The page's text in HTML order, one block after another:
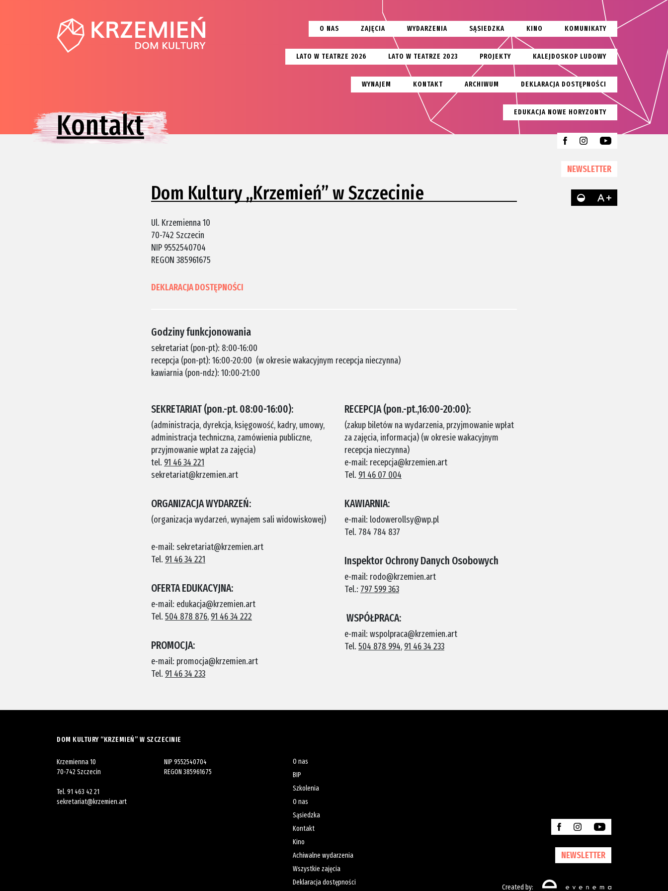
O NAS ZAJĘCIA WYDARZENIA SĄSIEDZKA KINO KOMUNIKATY
LATO W TEATRZE 2026 LATO W TEATRZE 2023 PROJEKTY KALEJDOSKOP LUDOWY
WYNAJEM KONTAKT ARCHIWUM DEKLARACJA DOSTĘPNOŚCI
EDUKACJA NOWE HORYZONTY
NEWSLETTER
Kontakt
Dom Kultury „Krzemień” w Szczecinie
Ul. Krzemienna 10
70-742 Szczecin
NIP 9552540704
REGON 385961675
DEKLARACJA DOSTĘPNOŚCI
Godziny funkcjonowania
sekretariat (pon-pt): 8:00-16:00
recepcja (pon-pt): 16:00-20:00 (w okresie wakacyjnym recepcja nieczynna)
kawiarnia (pon-ndz): 10:00-21:00
SEKRETARIAT (pon.-pt. 08:00-16:00):
(administracja, dyrekcja, księgowość, kadry, umowy,
administracja techniczna, zamówienia publiczne,
przyjmowanie wpłat za zajęcia)
tel. 91 46 34 221
sekretariat@krzemien.art
ORGANIZACJA WYDARZEŃ:
(organizacja wydarzeń, wynajem sali widowiskowej)
e-mail: sekretariat@krzemien.art
Tel. 91 46 34 221
OFERTA EDUKACYJNA:
e-mail: edukacja@krzemien.art
Tel. 504 878 876, 91 46 34 222
PROMOCJA:
e-mail: promocja@krzemien.art
Tel. 91 46 34 233
RECEPCJA (pon.-pt.,16:00-20:00):
(zakup biletów na wydarzenia, przyjmowanie wpłat
za zajęcia, informacja) (w okresie wakacyjnym
recepcja nieczynna)
e-mail: recepcja@krzemien.art
Tel. 91 46 07 004
KAWIARNIA:
e-mail: lodowerollsy@wp.pl
Tel. 784 784 837
Inspektor Ochrony Danych Osobowych
e-mail: rodo@krzemien.art
Tel.: 797 599 363
WSPÓŁPRACA:
e-mail: wspolpraca@krzemien.art
Tel. 504 878 994, 91 46 34 233
DOM KULTURY “KRZEMIEŃ” W SZCZECINIE
Krzemienna 10
70-742 Szczecin
Tel. 91 463 42 21
sekretariat@krzemien.art
NIP 9552540704
REGON 385961675
O nas
BIP
Szkolenia
O nas
Sąsiedzka
Kontakt
Kino
Achiwalne wydarzenia
Wszystkie zajęcia
Deklaracja dostępności
NEWSLETTER
Created by: